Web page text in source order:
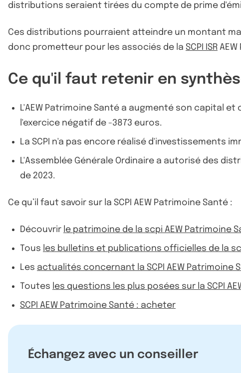
distributions seraient tirées du compte de prime
Ces distributions pourraient atteindre un montant
donc prometteur pour les associés de la SCPI ISR
Ce qu'il faut retenir en
L'AEW Patrimoine Santé a augmenté son capital
l'exercice négatif de -3873 euros.
La SCPI n'a pas encore réalisé d'investissements
L'Assemblée Générale Ordinaire a autorisé des
de 2023.
Ce qu’il faut savoir sur la SCPI AEW Patrimoine Santé :
Découvrir le patrimoine de la scpi AEW Patrimoine
Tous les bulletins et publications officielles de la
Les actualités concernant la SCPI AEW Patrimoine
Toutes les questions les plus posées sur la SCPI
SCPI AEW Patrimoine Santé : acheter
Échangez avec un conseiller